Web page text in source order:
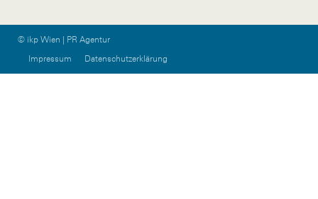
© ikp Wien | PR Agentur
Impressum
Datenschutzerklärung